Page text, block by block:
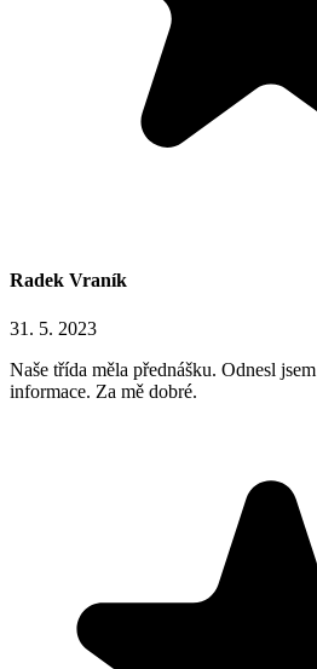
Radek Vraník
31. 5. 2023
Naše třída měla přednášku. Odnesl
informace. Za mě dobré.